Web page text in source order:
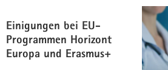
Einigungen bei EU-
Programmen Horizont
Europa und Erasmus+